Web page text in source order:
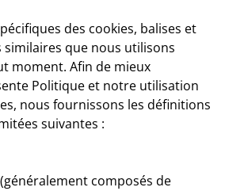
des cookies, balises et
que nous utilisons
moment. Afin de mieux
Politique et notre utilisation
nous fournissons les définitions
suivantes :
composés de